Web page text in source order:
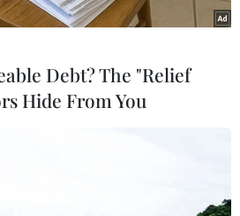
Debt? The "Relief
Hide From You